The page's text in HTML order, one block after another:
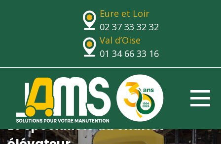
Eure et Loir
02 37 33 32 32
Val d’Oise
01 34 66 33 16
Le spécialiste du chariot